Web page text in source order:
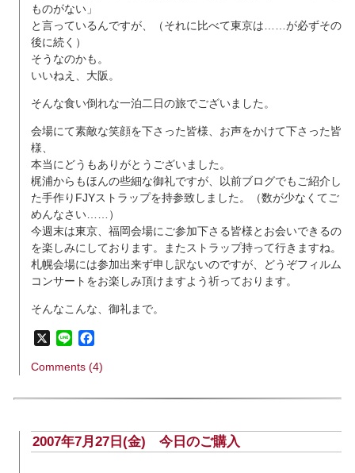
ものがない」
と言っているんですが、（それに比べて東京は……が必ずその
後に続く）
そうなのかも。
いいねえ、大阪。
そんな食い倒れな一泊二日の旅でございました。
会場にて素敵な笑顔を下さった皆様、お声をかけて下さった皆
様、
本当にどうもありがとうございました。
梶浦からもほんの些細な御礼ですが、以前ブログでもご紹介し
た手作りFJYストラップを持参致しました。（数が少なくてご
めんなさい……）
今週末は東京、福岡会場にご参加下さる皆様とお会いできるの
を楽しみにしております。またストラップ持って行きますね。
札幌会場には参加出来ず申し訳ないのですが、どうぞフィルム
コンサートをお楽しみ頂けますよう祈っております。
そんなこんな、御礼まで。
X Line
Comments (4)
2007年7月27日(金) 今日のご購入